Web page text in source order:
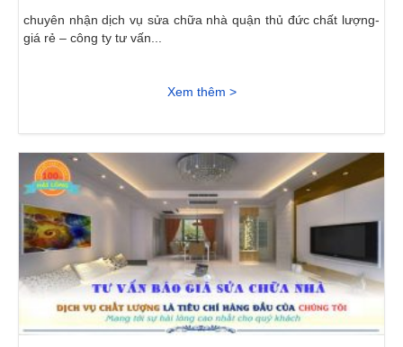
chuyên nhận dịch vụ sửa chữa nhà quận thủ đức chất lượng-
giá rẻ – công ty tư vấn...
Xem thêm >